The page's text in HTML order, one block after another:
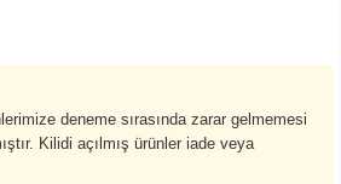
deneme sırasında zarar gelmemesi
Kilidi açılmış ürünler iade veya